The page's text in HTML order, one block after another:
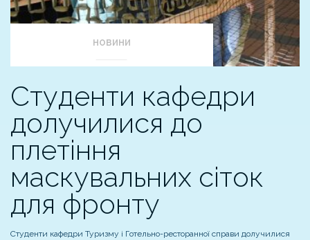
НОВИНИ
Студенти кафедри
долучилися до
плетіння
маскувальних сіток
для фронту
Студенти кафедри Туризму і Готельно-ресторанної справи долучилися